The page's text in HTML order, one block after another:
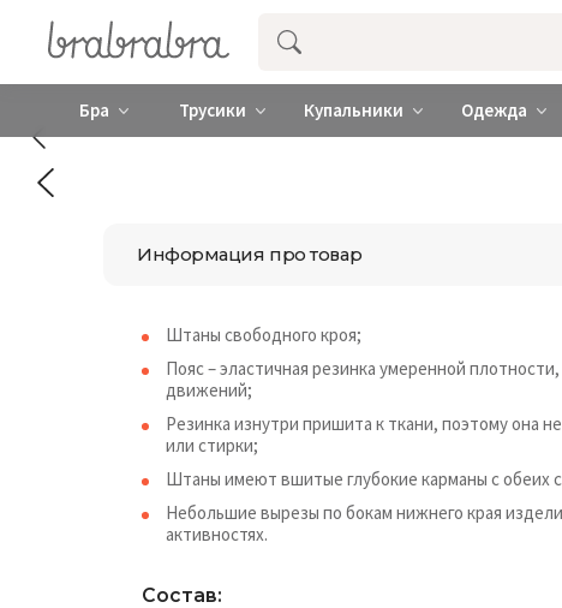
Купить нижнее женское белье ❤️
Бра Трусики Купальники Одежда
Информация про товар
Штаны свободного кроя;
Пояс – эластичная резинка умеренной
движений;
Резинка изнутри пришита к ткани, поэтому она
или стирки;
Штаны имеют вшитые глубокие карманы с обеих
Небольшие вырезы по бокам нижнего края
активностях.
Состав: